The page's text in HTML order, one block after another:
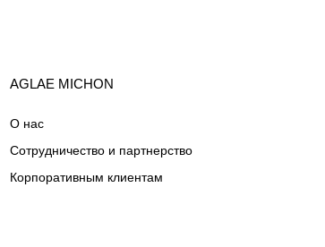
О нас
AGLAE MICHON
Сотрудничество и партнерство
Корпоративным клиентам